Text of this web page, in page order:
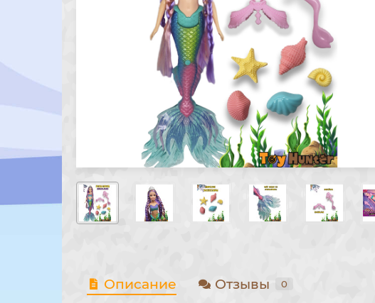
Описание Отзывы 0